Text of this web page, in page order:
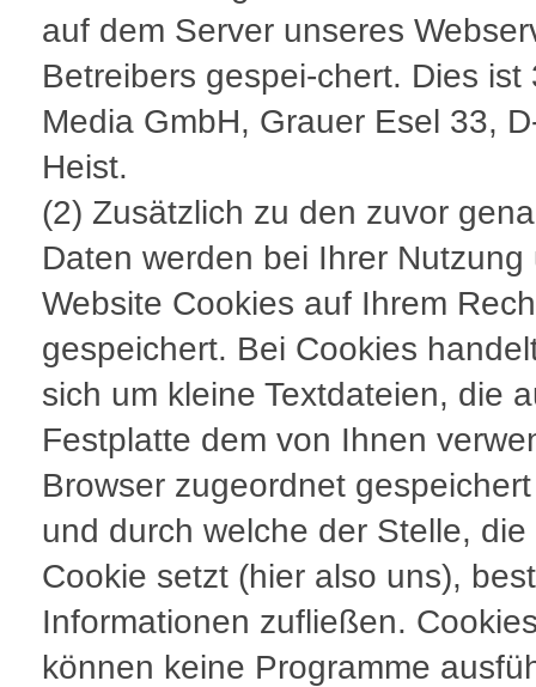
auf dem Server unseres
Betreibers gespei-chert. Dies ist
Media GmbH, Grauer Esel 33,
Heist.
(2) Zusätzlich zu den zuvor
Daten werden bei Ihrer Nutzung
Website Cookies auf Ihrem
gespeichert. Bei Cookies
sich um kleine Textdateien, die
Festplatte dem von Ihnen
Browser zugeordnet
und durch welche der Stelle, die
Cookie setzt (hier also uns),
Informationen zufließen.
können keine Programme